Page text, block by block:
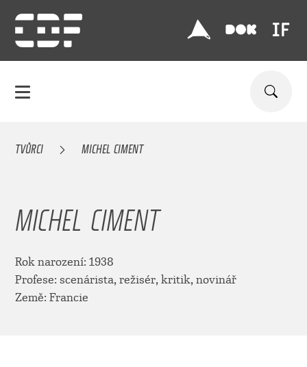
TVŮRCI MICHEL CIMENT
MICHEL CIMENT
Rok narození: 1938
Profese: scenárista, režisér, kritik, novinář
Země: Francie